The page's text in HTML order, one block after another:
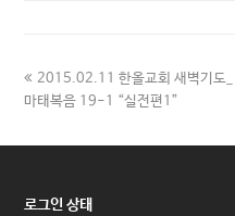
previous
post:
2015.02.11 한올교회 새벽기도_
마태복음 19-1 “실전편1”
로그인 상태